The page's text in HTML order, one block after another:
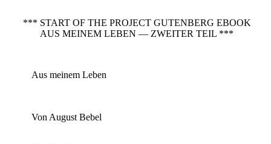
*** START OF THE PROJECT GUTENBERG EBOOK
AUS MEINEM LEBEN — ZWEITER TEIL ***
Aus meinem Leben
Von August Bebel